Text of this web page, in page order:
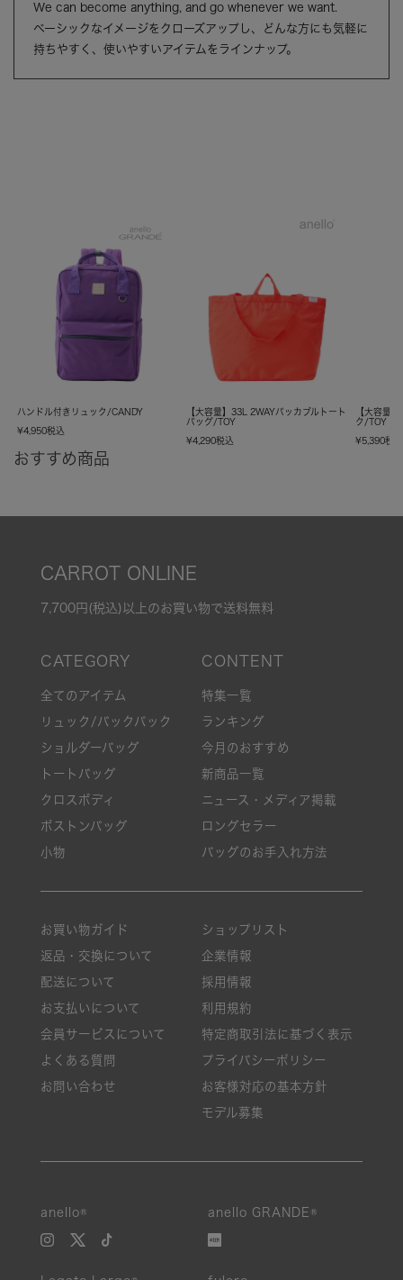
We can become anything, and go whenever we want.
ベーシックなイメージをクローズアップし、どんな方にも気軽に
持ちやすく、使いやすいアイテムをラインナップ。
ハンドル付きリュック/CANDY
¥4,950税込
【大容量】33L 2WAYパッカブルトート
バッグ/TOY
¥4,290税込
【大容量
ク/TOY
¥5,390税込
おすすめ商品
CARROT ONLINE
7,700円(税込)以上のお買い物で送料無料
全てのアイテム
リュック/バックパック
ショルダーバッグ
トートバッグ
クロスボディ
ボストンバッグ
小物
特集一覧
ランキング
今月のおすすめ
新商品一覧
ニュース・メディア掲載
ロングセラー
バッグのお手入れ方法
お買い物ガイド
返品・交換について
配送について
お支払いについて
会員サービスについて
よくある質問
お問い合わせ
ショップリスト
企業情報
採用情報
利用規約
特定商取引法に基づく表示
プライバシーポリシー
お客様対応の基本方針
モデル募集
anello® anello GRANDE®